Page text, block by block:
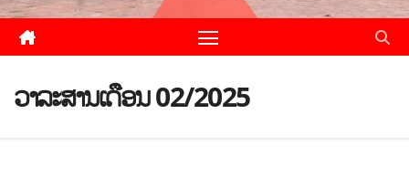
ວາລະສານເດືອນ 02/2025